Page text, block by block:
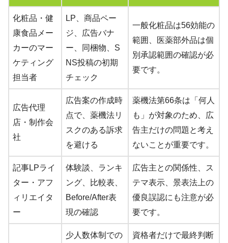
化粧品・健
康食品メー
カーのマー
ケティング
担当者
LP、商品ペー
ジ、広告バナ
ー、同梱物、S
NS投稿の初期
チェック
一般化粧品は56効能の
範囲、医薬部外品は個
別承認範囲の確認が必
要です。
広告代理
店・制作会
社
広告案の作成時
点で、薬機法リ
スクのある訴求
を避ける
薬機法第66条は「何人
も」が対象のため、広
告主だけの問題と考え
ないことが重要です。
記事LPライ
ター・アフ
ィリエイタ
ー
体験談、ランキ
ング、比較表、
Before/After表
現の確認
広告主との関係性、ス
テマ表示、景表法上の
優良誤認にも注意が必
要です。
少人数体制での
資格者だけで最終判断